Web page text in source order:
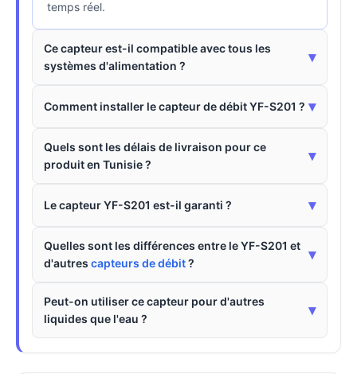
temps réel.
Ce capteur est-il compatible avec tous les
systèmes d'alimentation ?
▾
Comment installer le capteur de débit YF-S201 ? ▾
Quels sont les délais de livraison pour ce
produit en Tunisie ?
▾
Le capteur YF-S201 est-il garanti ? ▾
Quelles sont les différences entre le YF-S201 et
d'autres capteurs de débit?
▾
Peut-on utiliser ce capteur pour d'autres
liquides que l'eau ?
▾